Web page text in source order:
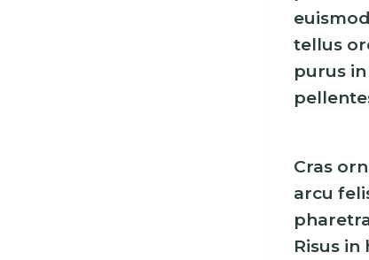
tellus
purus
Cras
arcu
Risus